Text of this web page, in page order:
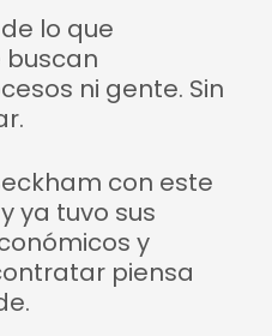
lo que
buscan
ni gente. Sin
con este
ya tuvo sus
y
piensa